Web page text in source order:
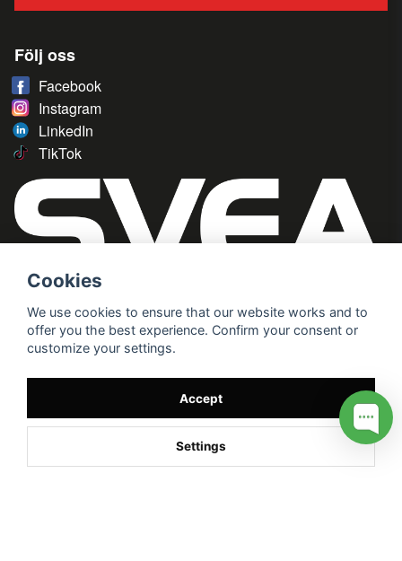
Följ oss
Facebook
Instagram
LinkedIn
TikTok
Cookies
We use cookies to ensure that our website works and to
offer you the best experience. Confirm your consent or
customize your settings.
Accept
Settings